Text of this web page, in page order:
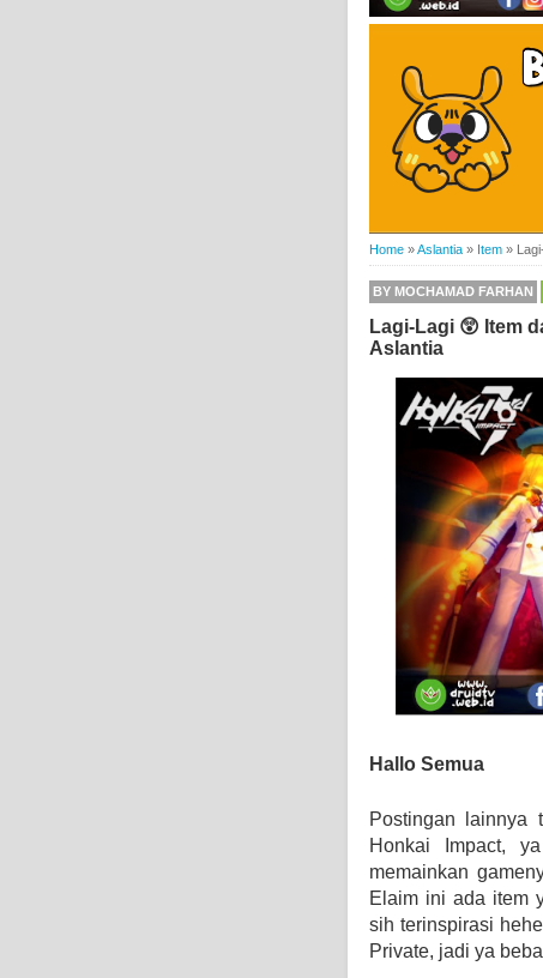
Home »Aslantia » Item »
BY MOCHAMAD FARHAN
Lagi-Lagi 😲 Item
Aslantia
Hallo Semua
Postingan lainnya
Honkai Impact,
memainkan
Elaim ini ada item
sih terinspirasi
Private, jadi ya